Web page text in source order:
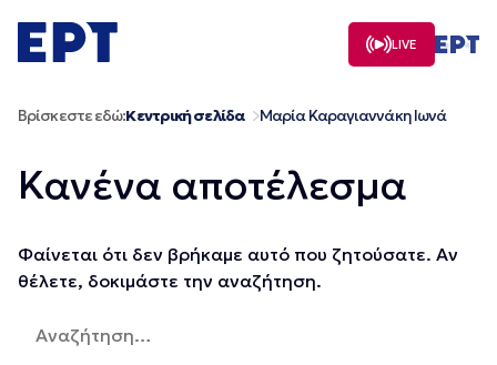
σε
περιεχόμενο
LIVE
Βρίσκεστε εδώ:Κεντρική σελίδα Μαρία Καραγιαννάκη Ιωνά
Κανένα αποτέλεσμα
Φαίνεται ότι δεν βρήκαμε αυτό που ζητούσατε. Αν
θέλετε, δοκιμάστε την αναζήτηση.
για: